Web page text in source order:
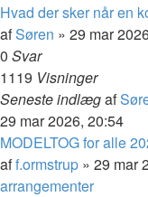
Hvad der sker når en
afSøren » 29 mar
0 Svar
1119 Visninger
Seneste indlægaf
29 mar 2026, 20:54
MODELTOG for alle
aff.ormstrup » 29 mar
arrangementer